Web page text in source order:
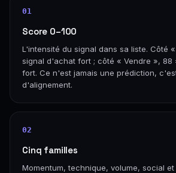
01
Score 0–100
L'intensité du signal dans sa liste. Côté
signal d'achat fort ; côté « Vendre », 88
fort. Ce n'est jamais une prédiction,
d'alignement.
02
Cinq familles
Momentum, technique, volume, social